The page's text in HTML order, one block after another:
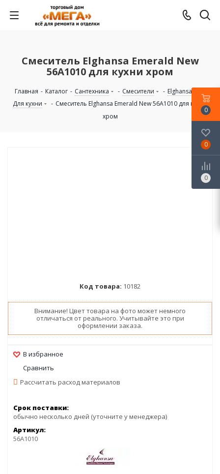
Смеситель Elghansa Emerald New
56A1010 для кухни хром
Главная - Каталог - Сантехника - Смесители - Elghansa
Для кухни
- Смеситель Elghansa Emerald New 56A1010 для кухни
хром
Код товара: 10182
Внимание! Цвет товара на фото может немного
отличаться от реального. Учитывайте это при
оформлении заказа.
Рассчитать расход материалов
Срок поставки:
обычно несколько дней (уточните у менеджера)
Артикул:
56A1010
0
0
0